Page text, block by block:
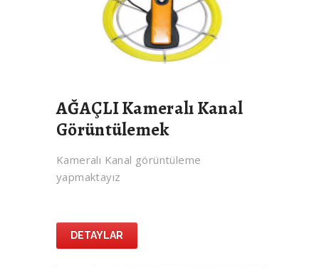
AĞAÇLI Kameralı Kanal
Görüntülemek
Kameralı Kanal görüntüleme
yapmaktayız
DETAYLAR